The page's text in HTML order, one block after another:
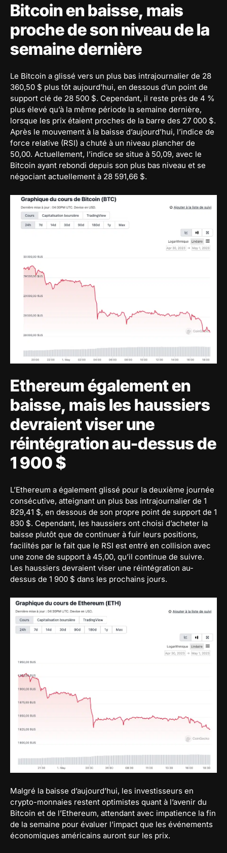
Bitcoin en baisse, mais
proche de son niveau de la
semaine dernière
Le Bitcoin a glissé vers un plus bas intrajournalier de 28
360,50 $ plus tôt aujourd’hui, en dessous d’un point de
support clé de 28 500 $. Cependant, il reste près de 4 %
plus élevé qu’à la même période la semaine dernière,
lorsque les prix étaient proches de la barre des 27 000 $.
Après le mouvement à la baisse d’aujourd’hui, l’indice de
force relative (RSI) a chuté à un niveau plancher de
50,00. Actuellement, l’indice se situe à 50,09, avec le
Bitcoin ayant rebondi depuis son plus bas niveau et se
négociant actuellement à 28 591,66 $.
Ethereum également en
baisse, mais les haussiers
devraient viser une
réintégration au-dessus de
1 900 $
L’Ethereum a également glissé pour la deuxième journée
consécutive, atteignant un plus bas intrajournalier de 1
829,41 $, en dessous de son propre point de support de 1
830 $. Cependant, les haussiers ont choisi d’acheter la
baisse plutôt que de continuer à fuir leurs positions,
facilités par le fait que le RSI est entré en collision avec
une zone de support à 45,00, qu’il continue de suivre.
Les haussiers devraient viser une réintégration au-
dessus de 1 900 $ dans les prochains jours.
Malgré la baisse d’aujourd’hui, les investisseurs en
crypto-monnaies restent optimistes quant à l’avenir du
Bitcoin et de l’Ethereum, attendant avec impatience la fin
de la semaine pour évaluer l’impact que les événements
économiques américains auront sur les prix.